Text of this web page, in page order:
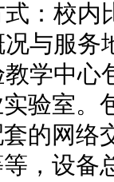
式：校内
与服务
学中心
验室。
的网络
，设备